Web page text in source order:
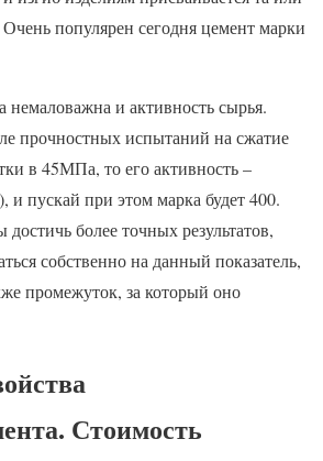
популярен сегодня цемент марки
немаловажна и активность сырья.
прочностных испытаний на сжатие
в 45МПа, то его активность –
пускай при этом марка будет 400.
более точных результатов,
собственно на данный показатель,
промежуток, за который оно
Стоимость